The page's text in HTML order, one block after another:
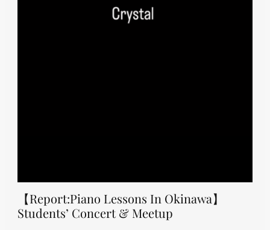
【Report:Piano Lessons In Okinawa】
Students’ Concert & Meetup